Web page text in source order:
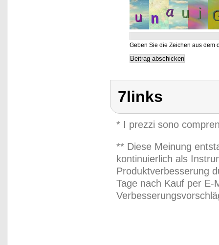
Geben Sie die Zeichen aus dem
7links
* I prezzi sono
** Diese Meinung
kontinuierlich als
Produktverbesserung
Tage nach Kauf per E-